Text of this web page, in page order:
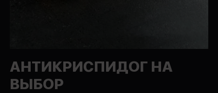
АНТИКРИСПИДОГ НА
ВЫБОР